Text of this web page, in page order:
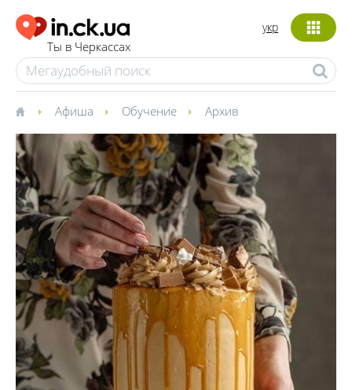
Ты в Черкассах
укр
Афиша Обучение Архив